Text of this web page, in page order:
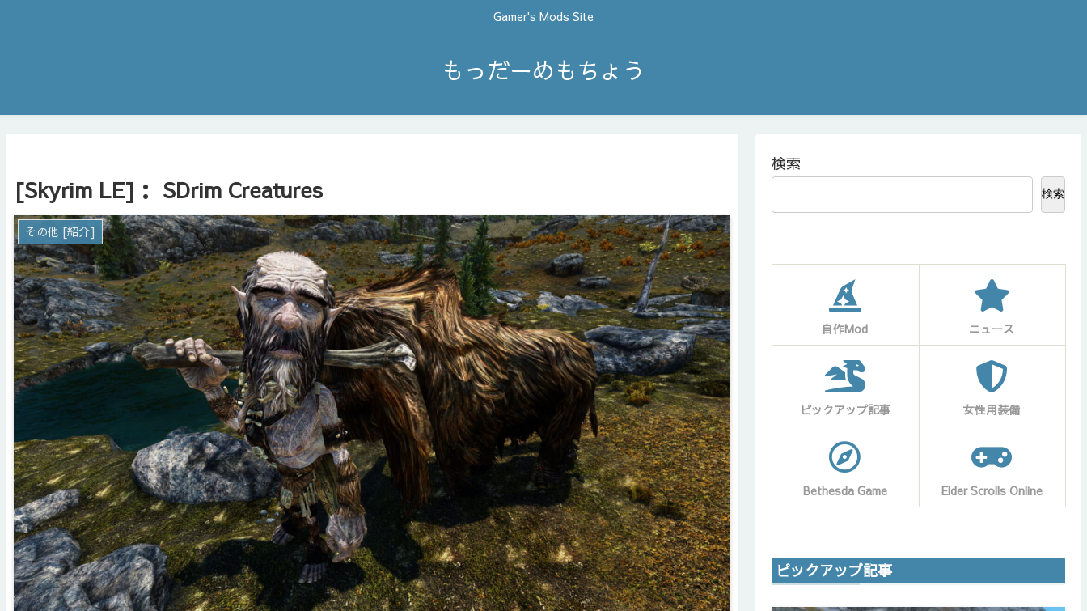
Gamer's Mods Site
もっだーめもちょう
[Skyrim LE]： SDrim Creatures
その他 [紹介]
検索
検索
自作Mod ニュース
ピックアップ記事 女性用装備
Bethesda Game Elder Scrolls Online
ピックアップ記事